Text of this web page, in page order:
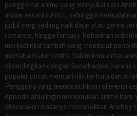
penggemar anime yang menyukai cara
anime secara runtut, sehingga
judul yang sedang naik daun atau genre
romance, hingga fantasy. Kehadiran
menjadi nilai tambah yang membuat
memahami alur cerita. Dalam komunitas
dibandingkan dengan Samehadaku karena
populer untuk mencari rilis terbaru dan
Pengguna yang membutuhkan referensi
episode atau ingin menemukan anime baru
dibicarakan biasanya memasukkan Anoboy